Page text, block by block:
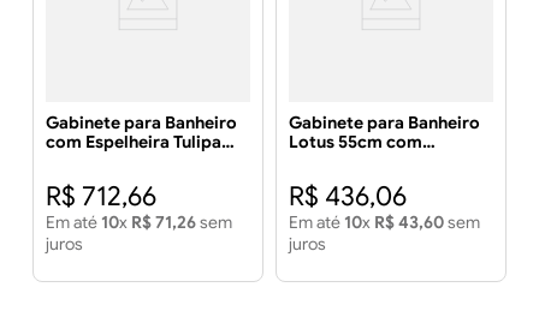
Gabinete para Banheiro
com Espelheira Tulipa
MÓVEIS
R$ 712,66
Em até 10x R$71,26sem
juros
Gabinete para Banheiro
Lotus 55cm com
MÓVEIS
R$ 436,06
Em até 10x R$43,60sem
juros